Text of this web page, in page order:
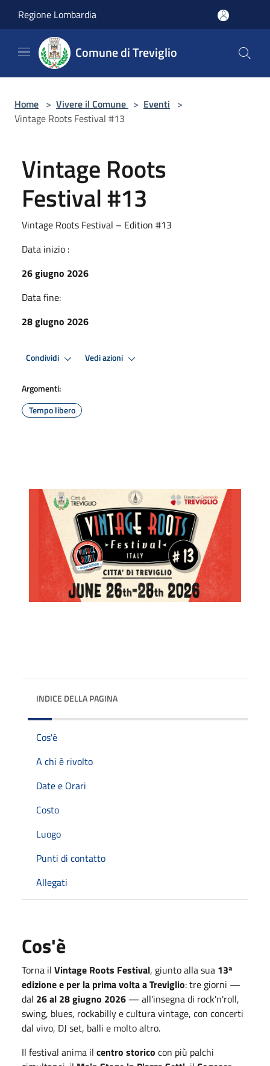
Regione Lombardia
Comune di Treviglio
Home > Vivere il Comune > Eventi >
Vintage Roots Festival #13
Vintage Roots
Festival #13
Vintage Roots Festival – Edition #13
Data inizio :
26 giugno 2026
Data fine:
28 giugno 2026
Condividi Vedi azioni
Argomenti:
Tempo libero
INDICE DELLA PAGINA
Cos'è
A chi è rivolto
Date e Orari
Costo
Luogo
Punti di contatto
Allegati
Cos'è
Torna il Vintage Roots Festival, giunto alla sua 13ª
edizione e per la prima volta a Treviglio: tre giorni —
dal 26 al 28 giugno 2026 — all'insegna di rock'n'roll,
swing, blues, rockabilly e cultura vintage, con concerti
dal vivo, DJ set, balli e molto altro.
Il festival anima il centro storico con più palchi